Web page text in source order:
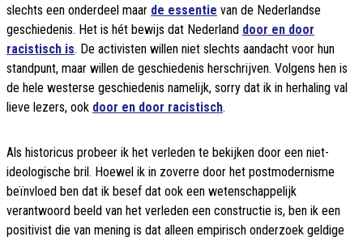
slechts een onderdeel maar de essentie van de Nederlandse
geschiedenis. Het is hét bewijs dat Nederland door en door
racistisch is. De activisten willen niet slechts aandacht voor hun
standpunt, maar willen de geschiedenis herschrijven. Volgens hen is
de hele westerse geschiedenis namelijk, sorry dat ik in herhaling val
lieve lezers, ook door en door racistisch.
Als historicus probeer ik het verleden te bekijken door een niet-
ideologische bril. Hoewel ik in zoverre door het postmodernisme
beïnvloed ben dat ik besef dat ook een wetenschappelijk
verantwoord beeld van het verleden een constructie is, ben ik een
positivist die van mening is dat alleen empirisch onderzoek geldige